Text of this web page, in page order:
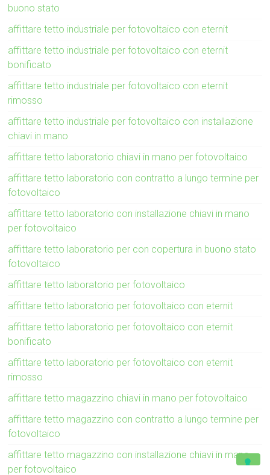
buono stato
affittare tetto industriale per fotovoltaico con eternit
affittare tetto industriale per fotovoltaico con eternit
bonificato
affittare tetto industriale per fotovoltaico con eternit
rimosso
affittare tetto industriale per fotovoltaico con installazione
chiavi in mano
affittare tetto laboratorio chiavi in mano per fotovoltaico
affittare tetto laboratorio con contratto a lungo termine per
fotovoltaico
affittare tetto laboratorio con installazione chiavi in mano
per fotovoltaico
affittare tetto laboratorio per con copertura in buono stato
fotovoltaico
affittare tetto laboratorio per fotovoltaico
affittare tetto laboratorio per fotovoltaico con eternit
affittare tetto laboratorio per fotovoltaico con eternit
bonificato
affittare tetto laboratorio per fotovoltaico con eternit
rimosso
affittare tetto magazzino chiavi in mano per fotovoltaico
affittare tetto magazzino con contratto a lungo termine per
fotovoltaico
affittare tetto magazzino con installazione chiavi in mano
per fotovoltaico